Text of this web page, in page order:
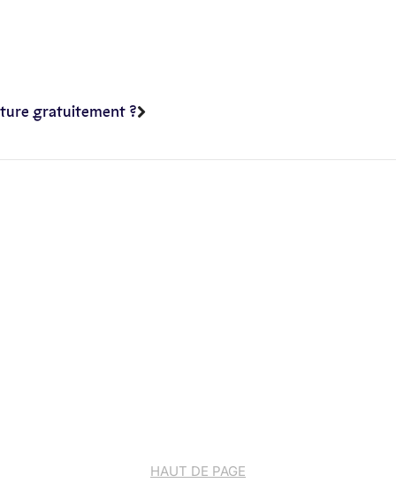
gratuitement ?
HAUT DE PAGE